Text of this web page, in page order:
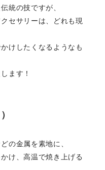
統の技ですが、
セサリーは、どれも現
けしたくなるようなも
ます！
の金属を素地に、
け、高温で焼き上げる